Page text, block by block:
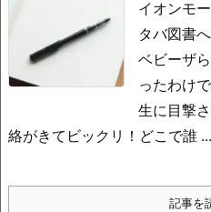
イオンモ
タバ図書
ベビーザ
ったわけ
生に目撃
絡がきてビックリ！どこで誰 ...
記事を